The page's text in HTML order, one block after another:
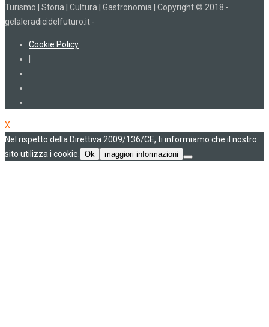
Turismo | Storia | Cultura | Gastronomia | Copyright © 2018 -
gelaleradicidelfuturo.it -
Cookie Policy
X
Nel rispetto della Direttiva 2009/136/CE, ti informiamo che il nostro
sito utilizza i cookie. Ok maggiori informazioni